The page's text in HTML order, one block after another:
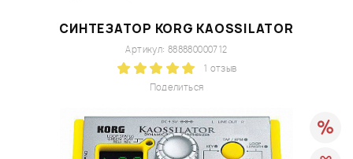
СИНТЕЗАТОР KORG KAOSSILATOR
Поделиться
Артикул: 888880000712
1 отзыв